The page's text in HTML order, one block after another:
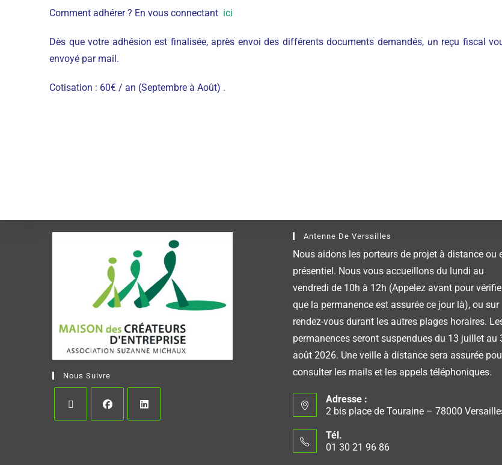
Comment adhérer ? En vous connectant ici
Dès que votre adhésion est finalisée, après envoi des différents documents demandés, un reçu fiscal
envoyé par mail.
Cotisation : 60€ / an (Septembre à Août) .
Nous Suivre
Antenne De Versailles
Nous aidons les porteurs de projet à distance ou
présentiel. Nous vous accueillons du lundi au
vendredi de 10h à 12h (Appelez avant pour
que la permanence est assurée ce jour là), ou sur
rendez-vous durant les autres plages horaires.
permanences seront suspendues du 13 juillet au
août 2026. Une veille à distance sera assurée
consulter les mails et les appels téléphoniques.
Adresse :
2 bis place de Touraine – 78000
Tél.
01 30 21 96 86